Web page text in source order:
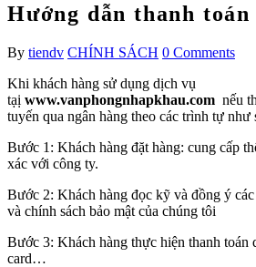
Hướng dẫn thanh toán
By tiendv CHÍNH SÁCH 0 Comments
Khi khách hàng sử dụng dịch vụ
tạị www.vanphongnhapkhau.com nếu
tuyến qua ngân hàng theo các trình tự như
Bước 1: Khách hàng đặt hàng: cung cấp
xác với công ty.
Bước 2: Khách hàng đọc kỹ và đồng ý
và chính sách bảo mật của chúng tôi
Bước 3: Khách hàng thực hiện thanh toán
card…